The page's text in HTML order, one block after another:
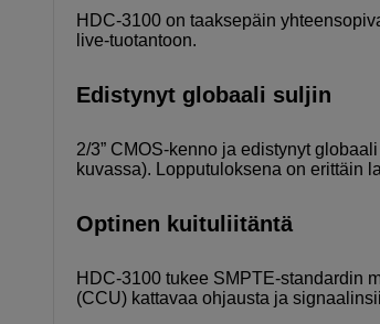
HDC-3100 on taaksepäin
live-tuotantoon.
Edistynyt globaali suljin
2/3” CMOS-kenno ja edistynyt
kuvassa). Lopputuloksena on erittäin
Optinen kuituliitäntä
HDC-3100 tukee SMPTE-standardin
(CCU) kattavaa ohjausta ja